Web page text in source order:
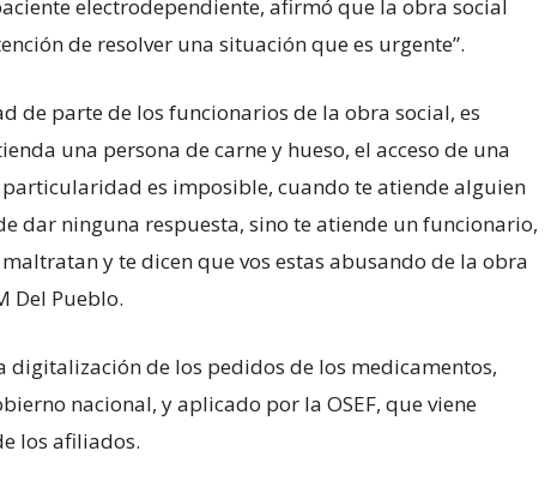
electrodependiente, afirmó que la obra social
de resolver una situación que es urgente”.
de parte de los funcionarios de la obra social, es
una persona de carne y hueso, el acceso de una
es imposible, cuando te atiende alguien
dar ninguna respuesta, sino te atiende un funcionario,
y te dicen que vos estas abusando de la obra
Del Pueblo.
digitalización de los pedidos de los medicamentos,
nacional, y aplicado por la OSEF, que viene
los afiliados.